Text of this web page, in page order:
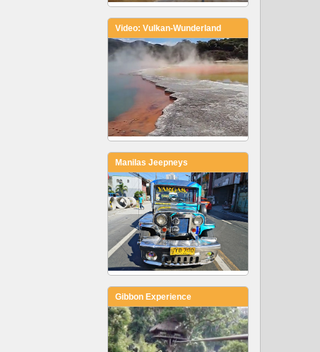
Video: Vulkan-Wunderland
Manilas Jeepneys
Gibbon Experience